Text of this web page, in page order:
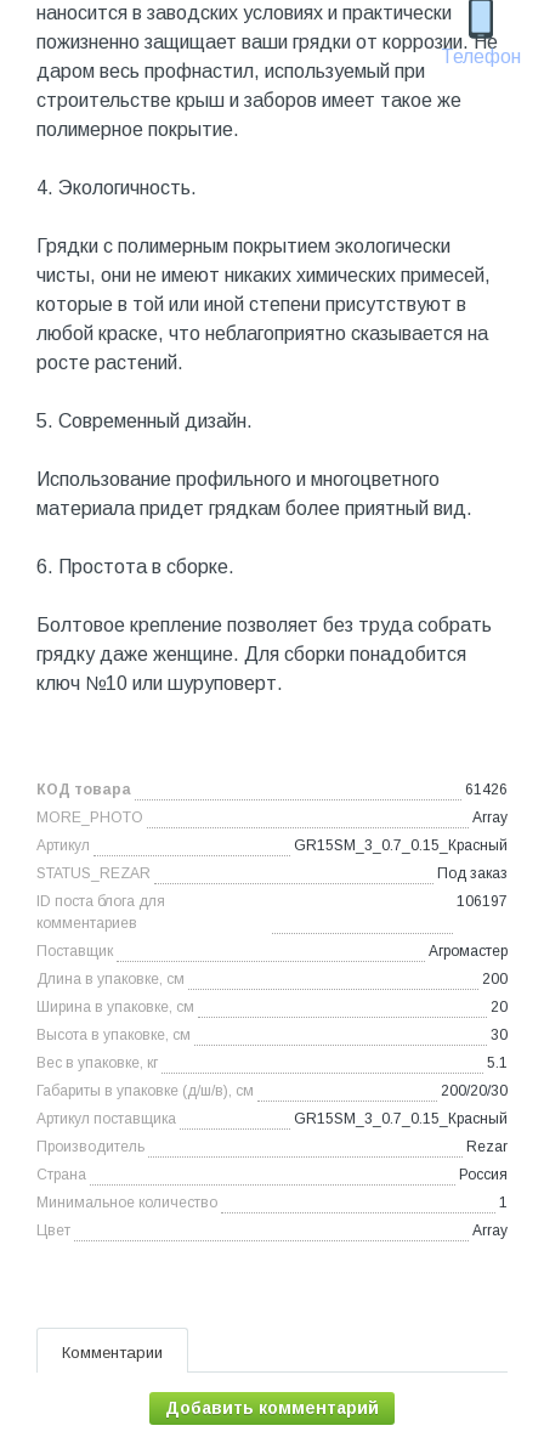
Телефон
наносится в заводских условиях и практически
пожизненно защищает ваши грядки от коррозии. Не
даром весь профнастил, используемый при
строительстве крыш и заборов имеет такое же
полимерное покрытие.
4. Экологичность.
Грядки с полимерным покрытием экологически
чисты, они не имеют никаких химических примесей,
которые в той или иной степени присутствуют в
любой краске, что неблагоприятно сказывается на
росте растений.
5. Современный дизайн.
Использование профильного и многоцветного
материала придет грядкам более приятный вид.
6. Простота в сборке.
Болтовое крепление позволяет без труда собрать
грядку даже женщине. Для сборки понадобится
ключ №10 или шуруповерт.
КОД товара
61426
MORE_PHOTO
Array
Артикул
GR15SM_3_0.7_0.15_Красный
STATUS_REZAR
Под заказ
ID поста блога для
комментариев
106197
Поставщик
Агромастер
Длина в упаковке, см
200
Ширина в упаковке, см
20
Высота в упаковке, см
30
Вес в упаковке, кг
5.1
Габариты в упаковке (д/ш/в), см
200/20/30
Артикул поставщика
GR15SM_3_0.7_0.15_Красный
Производитель
Rezar
Страна
Россия
Минимальное количество
1
Цвет
Array
Комментарии
Добавить комментарий